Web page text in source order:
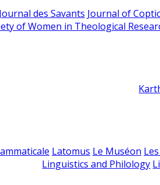
Journal des Savants Journal of
of Women in Theological
Latomus Le Muséon
Linguistics and Philology